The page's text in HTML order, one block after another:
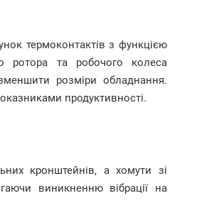
термоконтактів з функцією
ротора та робочого колеса
розміри обладнання.
продуктивності.
кронштейнів, а хомути зі
виникненню вібрації на